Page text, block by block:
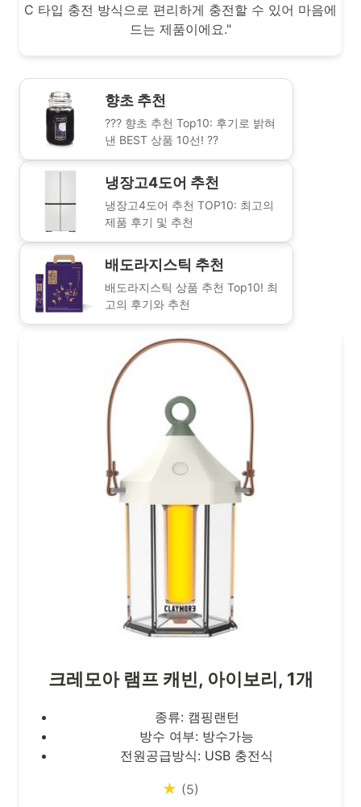
C 타입 충전 방식으로 편리하게 충전할 수 있어 마음에
드는 제품이에요."
향초 추천
??? 향초 추천 Top10: 후기로 밝혀
낸 BEST 상품 10선! ??
냉장고4도어 추천
냉장고4도어 추천 TOP10: 최고의
제품 후기 및 추천
배도라지스틱 추천
배도라지스틱 상품 추천 Top10! 최
고의 후기와 추천
크레모아 램프 캐빈, 아이보리, 1개
종류: 캠핑랜턴
방수 여부: 방수가능
전원공급방식: USB 충전식
★ (5)